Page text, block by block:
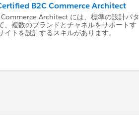
B2C Commerce Architect
Architect には、標準の設計パタ
、複数のブランドとチャネルをサポートす
イトを設計するスキルがあります。